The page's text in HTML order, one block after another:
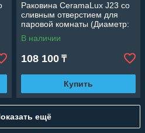
Раковина CeramaLux J23 со
сливным отверстием для
паровой комнаты (Диаметр:
500 мм)
В наличии
108 100 ₸
Купить
ещё